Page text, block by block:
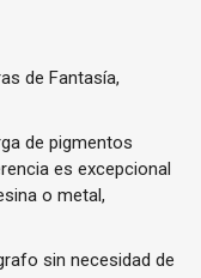
de Fantasía,
de pigmentos
es excepcional
o metal,
sin necesidad de